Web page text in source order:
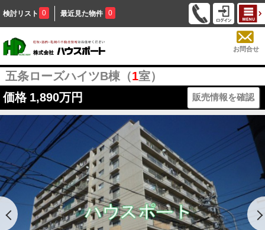
検討リスト 0 最近見た物件 0
お問合せ
五条ローズハイツB棟（1室）
価格 1,890万円 販売情報を確認